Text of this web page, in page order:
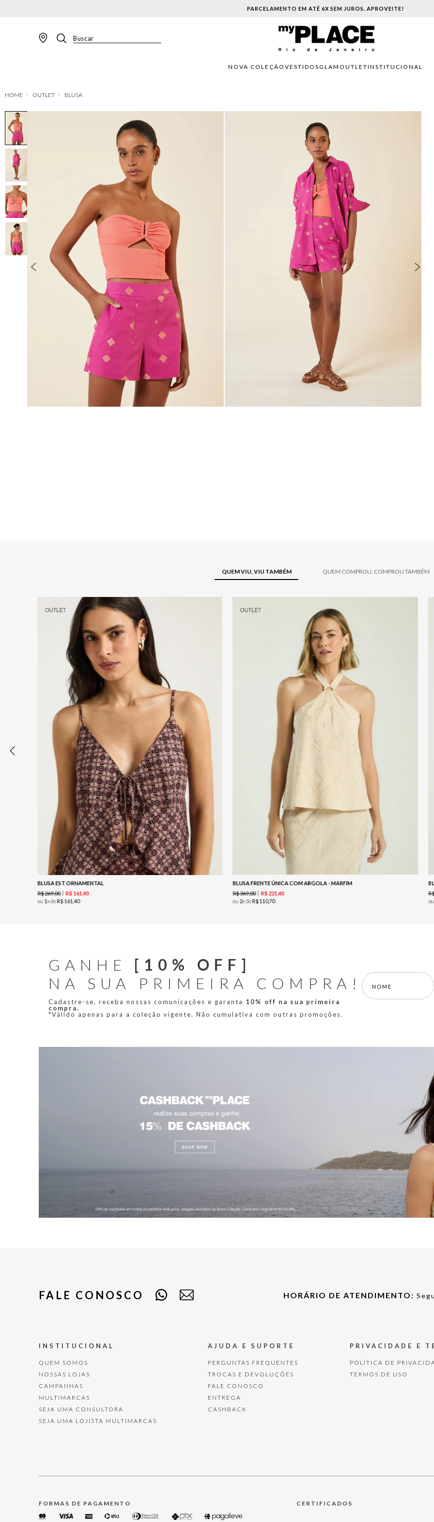
PARCELAMENTO EM ATÉ 6X SEM JUROS. APROVEITE!
Buscar
CALÇA JEANS
SHORT
COLETE
NOVA COLEÇÃO VESTIDOSGLAM OUTLETINSTITUCIONAL
OUTLET BLUSA
QUEM VIU, VIU TAMBÉM QUEM COMPROU, COMPROU TAMBÉM
BLUSA EST ORNAMENTAL
R$269,00 R$ 161 ,40
ou 1x deR$161 ,40
BLUSA FRENTE ÚNICA COM ARGOLA - MARFIM
R$369,00 R$ 221 ,40
ou 2x deR$110,70
ou
GANHE [10% OFF]
NA SUA PRIMEIRA COMPRA!
Cadastre-se, receba nossas comunicações e garanta 10% off na sua primeira
compra.
*Válido apenas para a coleção vigente. Não cumulativa com outras promoções.
FALE CONOSCO HORÁRIO DE ATENDIMENTO:
INSTITUCIONAL
QUEM SOMOS
NOSSAS LOJAS
CAMPANHAS
MULTIMARCAS
SEJA UMA CONSULTORA
SEJA UMA LOJISTA MULTIMARCAS
AJUDA E SUPORTE
PERGUNTAS FREQUENTES
TROCAS E DEVOLUÇÕES
FALE CONOSCO
ENTREGA
CASHBACK
PRIVACIDADE E
POLÍTICA DE
TERMOS DE USO
FORMAS DE PAGAMENTO CERTIFICADOS